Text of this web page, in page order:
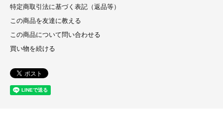
特定商取引法に基づく表記（返品等）
この商品を友達に教える
この商品について問い合わせる
買い物を続ける